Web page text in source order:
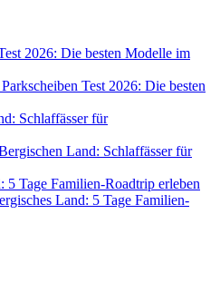
Test 2026: Die besten
Land: Schlaffässer für
Land: 5 Tage Familien-